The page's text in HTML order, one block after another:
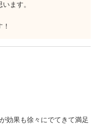
ます。
効果も徐々にでてきて満足